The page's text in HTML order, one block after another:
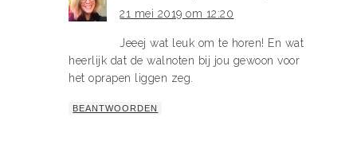
21 mei 2019 om 12:20
Jeeej wat leuk om te horen! En wat
heerlijk dat de walnoten bij jou gewoon voor
het oprapen liggen zeg.
BEANTWOORDEN